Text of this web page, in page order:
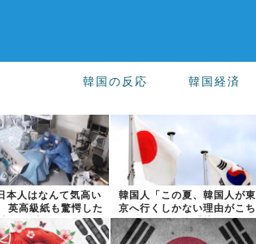
韓国の反応 韓国経済
本人はなんて気高い
英高級紙も驚愕した
極限の中の...
韓国人「この夏、韓国人が東
京へ行くしかない理由がこち
ら…」→「快...